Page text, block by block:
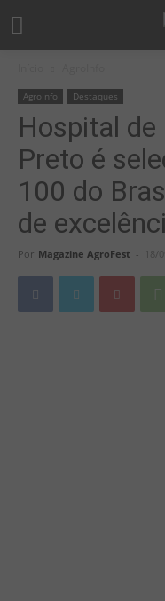
AgroInfo Destaques
Hospital de
Preto é
100 do
de
Por Magazine AgroFest - 18/